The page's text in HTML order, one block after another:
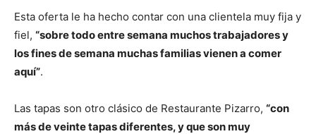
Esta oferta le ha hecho contar con una clientela muy fija y
fiel, “sobre todo entre semana muchos trabajadores y
los fines de semana muchas familias vienen a comer
aquí”.
Las tapas son otro clásico de Restaurante Pizarro, “con
más de veinte tapas diferentes, y que son muy